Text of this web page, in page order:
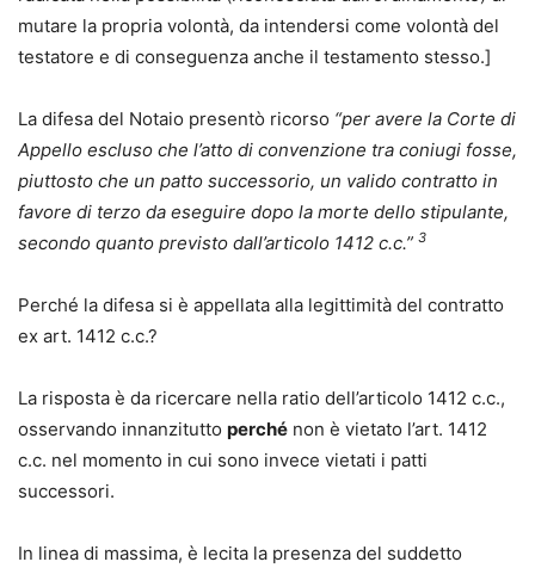
mutare la propria volontà, da intendersi come volontà del
testatore e di conseguenza anche il testamento stesso.]
La difesa del Notaio presentò ricorso “per avere la Corte di
Appello escluso che l’atto di convenzione tra coniugi fosse,
piuttosto che un patto successorio, un valido contratto in
favore di terzo da eseguire dopo la morte dello stipulante,
secondo quanto previsto dall’articolo 1412 c.c.” 3
Perché la difesa si è appellata alla legittimità del contratto
ex art. 1412 c.c.?
La risposta è da ricercare nella ratio dell’articolo 1412 c.c.,
osservando innanzitutto perché non è vietato l’art. 1412
c.c. nel momento in cui sono invece vietati i patti
successori.
In linea di massima, è lecita la presenza del suddetto